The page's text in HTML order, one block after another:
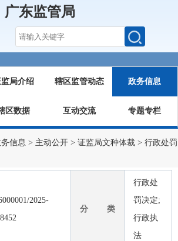
广东监管局
局介绍 辖区监管动态 政务信息
区数据 互动交流 专题专栏
信息 > 主动公开 > 证监局文种体裁 > 行政处罚
2025-
分 类
行政处
罚决定;
行政执
法